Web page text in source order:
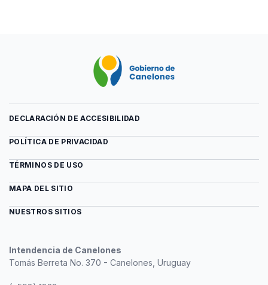
Intendencia de Canelones
Tomás Berreta No. 370 - Canelones, Uruguay
DECLARACIÓN DE ACCESIBILIDAD
POLÍTICA DE PRIVACIDAD
TÉRMINOS DE USO
MAPA DEL SITIO
NUESTROS SITIOS